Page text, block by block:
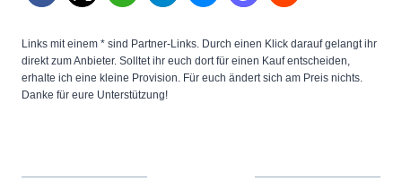
Links mit einem * sind Partner-Links. Durch einen Klick darauf gelangt ihr
direkt zum Anbieter. Solltet ihr euch dort für einen Kauf entscheiden,
erhalte ich eine kleine Provision. Für euch ändert sich am Preis nichts.
Danke für eure Unterstützung!